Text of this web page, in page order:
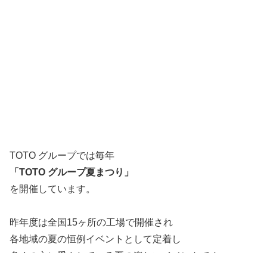
TOTO グループでは毎年
「TOTO グループ夏まつり」
を開催しています。
昨年度は全国15ヶ所の工場で開催され
各地域の夏の恒例イベントとして定着し